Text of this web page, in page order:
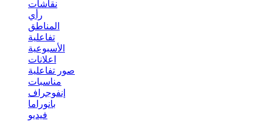
نقاشات
رأي
المناطق
تفاعلية
الأسبوعية
اعلانات
صور تفاعلية
مناسبات
إنفوجراف
بانوراما
فيديو